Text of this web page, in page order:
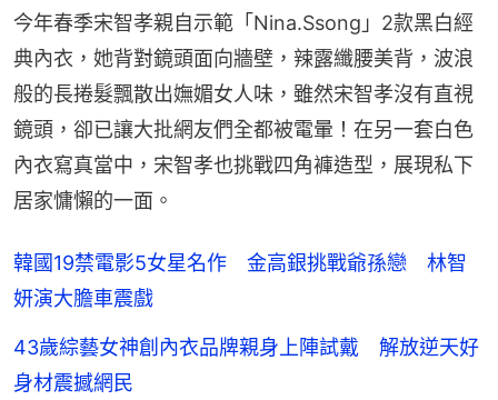
今年春季宋智孝親自示範「Nina.Ssong」2款黑白經
典內衣，她背對鏡頭面向牆壁，辣露纖腰美背，波浪
般的長捲髮飄散出嫵媚女人味，雖然宋智孝沒有直視
鏡頭，卻已讓大批網友們全都被電暈！在另一套白色
內衣寫真當中，宋智孝也挑戰四角褲造型，展現私下
居家慵懶的一面。
韓國19禁電影5女星名作 金高銀挑戰爺孫戀 林智
妍演大膽車震戲
43歲綜藝女神創內衣品牌親身上陣試戴 解放逆天好
身材震撼網民